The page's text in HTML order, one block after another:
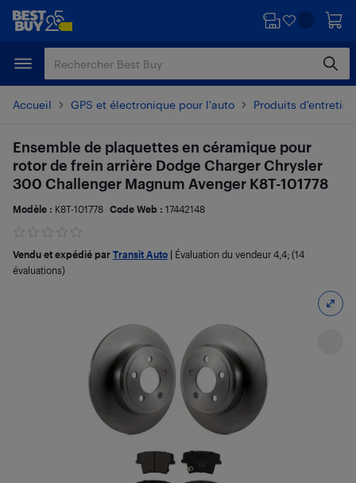
Passer
principal
Passer
Accueil GPS et électronique pour l'auto Produits
Ensemble de plaquettes en céramique pour
rotor de frein arrière Dodge Charger Chrysler
300 Challenger Magnum Avenger K8T-101778
Modèle : K8T-101778 Code Web : 17442148
Vendu et expédié par Transit Auto Évaluation du vendeur 4,4; (14
évaluations)